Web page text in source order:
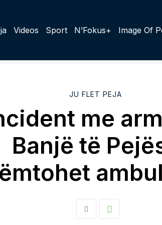
Videos Sport N’Fokus+ Image Of
JU FLET PEJA
me
Banjë të